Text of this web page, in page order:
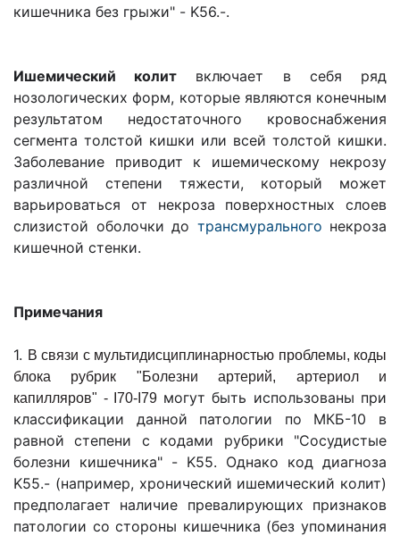
кишечника без грыжи" - K56.-.
Ишемический колит включает в себя ряд
нозологических форм, которые являются конечным
результатом недостаточного кровоснабжения
сегмента толстой кишки или всей толстой кишки.
Заболевание приводит к ишемическому некрозу
различной степени тяжести, который может
варьироваться от некроза поверхностных слоев
слизистой оболочки до трансмурального некроза
кишечной стенки.
Примечания
1. В связи с мультидисциплинарностью проблемы, коды
блока рубрик "Болезни артерий, артериол и
капилляров" - I70-I79 могут быть использованы при
классификации данной патологии по МКБ-10 в
равной степени с кодами рубрики "Сосудистые
болезни кишечника" - K55. Однако код диагноза
K55.- (например, хронический ишемический колит)
предполагает наличие превалирующих признаков
патологии со стороны кишечника (без упоминания